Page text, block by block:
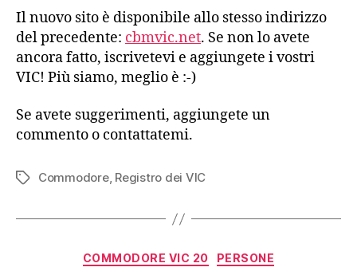
Il nuovo sito è disponibile allo stesso indirizzo
del precedente: cbmvic.net. Se non lo avete
ancora fatto, iscrivetevi e aggiungete i vostri
VIC! Più siamo, meglio è :-)
Se avete suggerimenti, aggiungete un
commento o contattatemi.
Tag Commodore, Registro dei VIC
Categorie
COMMODORE VIC 20 PERSONE